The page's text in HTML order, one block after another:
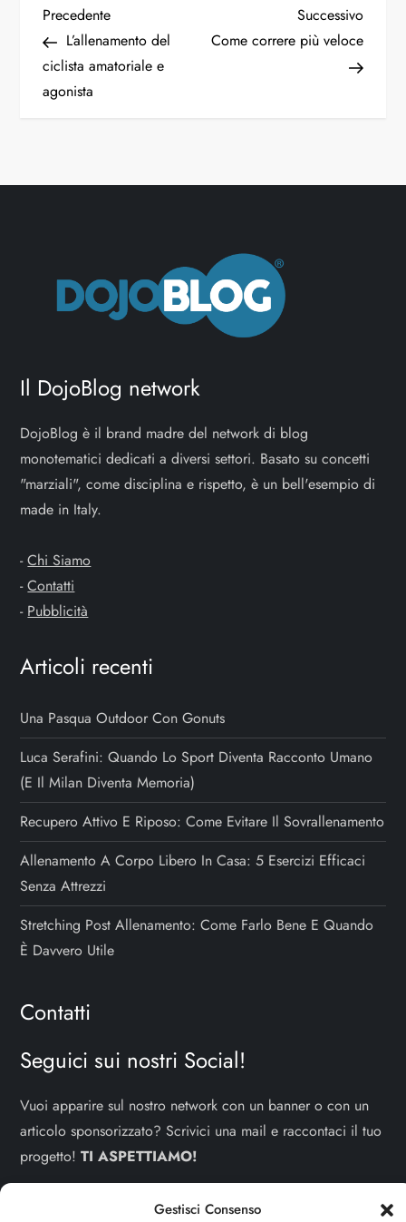
Gestisci Consenso
N
a
v
g
n
e
a
t
i
c
o
l
i
Articolo
precedente
Precedente
L’allenamento del
ciclista amatoriale e
agonista
Successivo
Come correre più veloce
Il DojoBlog network
DojoBlog è il brand madre del network di blog
monotematici dedicati a diversi settori. Basato su concetti
"marziali", come disciplina e rispetto, è un bell'esempio di
made in Italy.
-Chi Siamo
-Contatti
- Pubblicità
Articoli recenti
Una Pasqua Outdoor Con Gonuts
Luca Serafini: Quando Lo Sport Diventa Racconto Umano
(e Il Milan Diventa Memoria)
Recupero Attivo E Riposo: Come Evitare Il Sovrallenamento
Allenamento A Corpo Libero In Casa: 5 Esercizi Efficaci
Senza Attrezzi
Stretching Post Allenamento: Come Farlo Bene E Quando
È Davvero Utile
Contatti
Seguici sui nostri Social!
Vuoi apparire sul nostro network con un banner o con un
articolo sponsorizzato? Scrivici una mail e raccontaci il tuo
progetto!TI ASPETTIAMO!
staff@dojoblog.it